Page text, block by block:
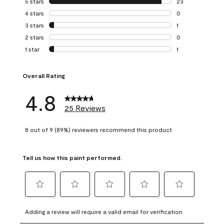
23 reviews with
4 stars stars
0
0 reviews with 4
3 stars stars
1
1 review with 3
2 stars stars
0
0 reviews with 2
1 star stars
1
Overall Rating
4.8 25 Reviews
8 out of 9 (89%) reviewers recommend this product
Tell us how this paint performed.
to
rate
to
rate
to
rate
to
rate
to
rate
Adding a review will require a valid email for verification